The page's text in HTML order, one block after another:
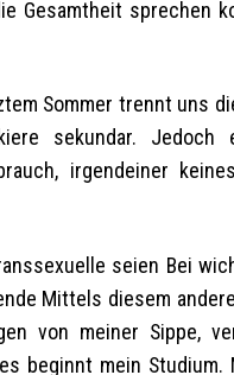
Gesamtheit sprechen
Sommer trennt uns
sekundar. Jedoch
irgendeiner
seien Bei
Mittels diesem
von meiner Sippe,
beginnt mein Studium.